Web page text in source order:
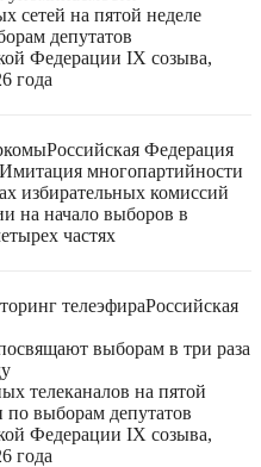
сетей на пятой неделе
депутатов
Федерации IX созыва,
года
Российская Федерация
Имитация многопартийности
избирательных комиссий
на начало выборов в
частях
телеэфираРоссийская
выборам в три раза
телеканалов на пятой
по выборам депутатов
Федерации IX созыва,
года